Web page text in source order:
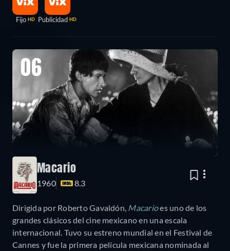
Fijo HD Publicidad HD
06
Macario
1960 8.3
Dirigida por Roberto Gavaldón, Macarioes uno de los
grandes clásicos del cine mexicano en una escala
internacional. Tuvo su estreno mundial en el Festival de
Cannes y fue la primera película mexicana nominada al